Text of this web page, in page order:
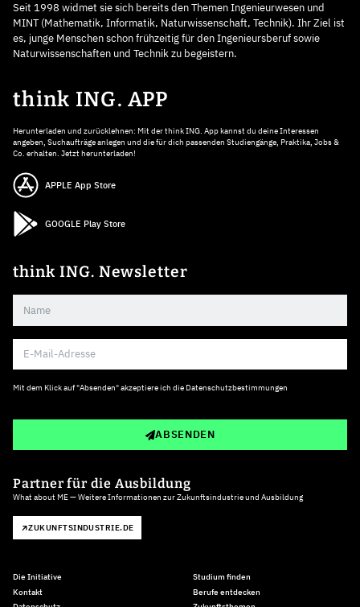
Seit 1998 widmet sie sich bereits den Themen Ingenieurwesen und
MINT (Mathematik, Informatik, Naturwissenschaft, Technik). Ihr Ziel ist
es, junge Menschen schon frühzeitig für den Ingenieursberuf sowie
Naturwissenschaften und Technik zu begeistern.
think ING. APP
Herunterladen und zurücklehnen: Mit der think ING. App kannst du deine Interessen
angeben, Suchaufträge anlegen und die für dich passenden Studiengänge, Praktika, Jobs &
Co. erhalten. Jetzt herunterladen!
APPLE App Store
GOOGLE Play Store
think ING. Newsletter
Mit dem Klick auf "Absenden" akzeptiere ich die Datenschutzbestimmungen
ABSENDEN
Partner für die Ausbildung
What about ME — Weitere Informationen zur Zukunftsindustrie und Ausbildung
ZUKUNFTSINDUSTRIE.DE
Die Initiative
Kontakt
Studium finden
Berufe entdecken